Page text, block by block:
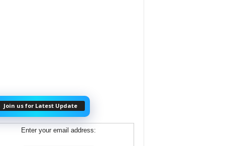
Join us for Latest Update
Enter your email address: